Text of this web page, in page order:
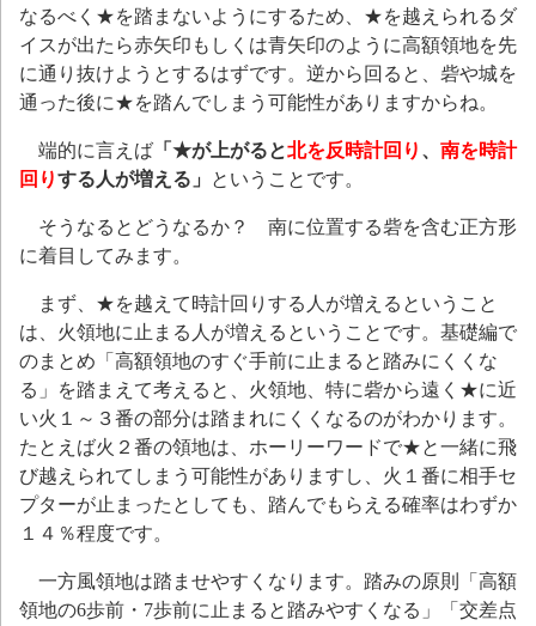
なるべく★を踏まないようにするため、★を越えられるダ
イスが出たら赤矢印もしくは青矢印のように高額領地を先
に通り抜けようとするはずです。逆から回ると、砦や城を
通った後に★を踏んでしまう可能性がありますからね。
端的に言えば 「★が上がると北を反時計回り 、 南を時計
回りする人が増える」 ということです。
そうなるとどうなるか？ 南に位置する砦を含む正方形
に着目してみます。
まず、★を越えて時計回りする人が増えるということ
は、火領地に止まる人が増えるということです。基礎編で
のまとめ「高額領地のすぐ手前に止まると踏みにくくな
る」を踏まえて考えると、火領地、特に砦から遠く★に近
い火１～３番の部分は踏まれにくくなるのがわかります。
たとえば火２番の領地は、ホーリーワードで★と一緒に飛
び越えられてしまう可能性がありますし、火１番に相手セ
プターが止まったとしても、踏んでもらえる確率はわずか
１４％程度です。
一方風領地は踏ませやすくなります。踏みの原則「高額
領地の6歩前・7歩前に止まると踏みやすくなる」「交差点